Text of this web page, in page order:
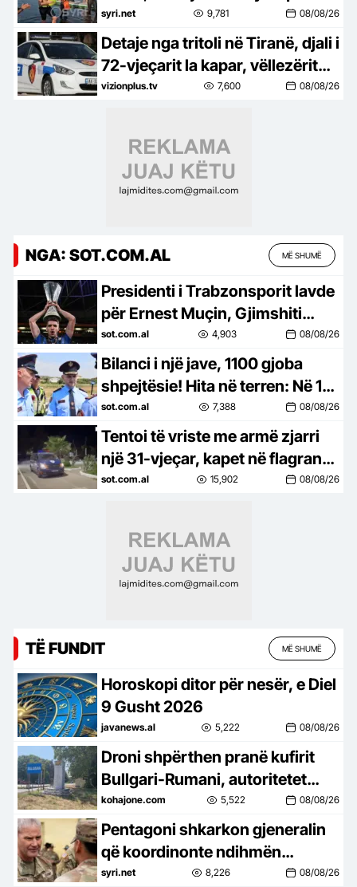
sfiduan diktaturën, Hoti: Sot të
rinjtë po largohen me avion
syri.net 9,781 08/08/26
Detaje nga tritoli në Tiranë, djali i
72-vjeçarit la kapar, vëllezërit
nuk i bënë mobiliet, i dhanë
vizionplus.tv 7,600 08/08/26
NGA: SOT.COM.AL MË SHUMË
Presidenti i Trabzonsporit lavde
për Ernest Muçin, Gjimshiti
bëhet shqiptari më i paguar në
futboll
sot.com.al 4,903 08/08/26
Bilanci i një jave, 1100 gjoba
shpejtësie! Hita në terren: Në 1
vit u hoqën 1 mijë patenta prej
mbarimit të pikëve
sot.com.al 7,388 08/08/26
Tentoi të vriste me armë zjarri
një 31-vjeçar, kapet në flagrancë
38-vjeçari në Kavajë
sot.com.al 15,902 08/08/26
TË FUNDIT MË SHUMË
Horoskopi ditor për nesër, e Diel
9 Gusht 2026
javanews.al 5,222 08/08/26
Droni shpërthen pranë kufirit
Bullgari-Rumani, autoritetet
nisin hetimet
kohajone.com 5,522 08/08/26
Pentagoni shkarkon gjeneralin
që koordinonte ndihmën
ushtarake për Ukrainën
syri.net 8,226 08/08/26